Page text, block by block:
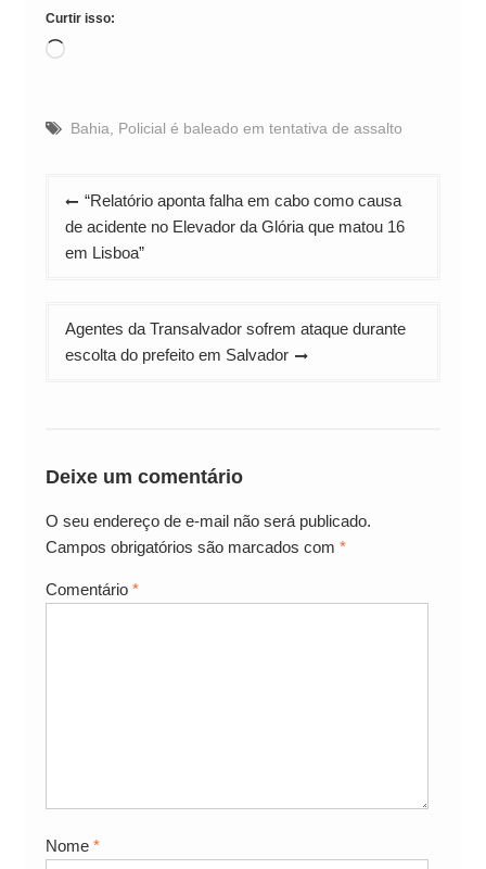
Curtir isso:
Carregando...
Bahia Policial é baleado em tentativa de assalto
Navegação
de
Post
“Relatório aponta falha em cabo como causa
de acidente no Elevador da Glória que matou 16
em Lisboa”
Agentes da Transalvador sofrem ataque durante
escolta do prefeito em Salvador
Deixe um comentário
O seu endereço de e-mail não será publicado.
Campos obrigatórios são marcados com *
Comentário *
Nome *